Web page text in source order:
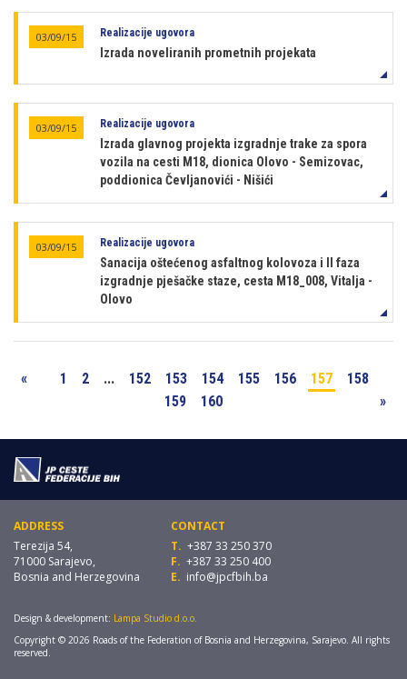
03/09/15 Realizacije ugovora
Izrada noveliranih prometnih projekata
03/09/15 Realizacije ugovora
Izrada glavnog projekta izgradnje trake za spora
vozila na cesti M18, dionica Olovo - Semizovac,
poddionica Čevljanovići - Nišići
03/09/15 Realizacije ugovora
Sanacija oštećenog asfaltnog kolovoza i II faza
izgradnje pješačke staze, cesta M18_008, Vitalja -
Olovo
« 1 2 ... 152 153 154 155 156 157
158
159
160 »
ADDRESS
Terezija 54,
71000 Sarajevo,
Bosnia and Herzegovina
CONTACT
T. +387 33 250 370
F. +387 33 250 400
E. info@jpcfbih.ba
Design & development: Lampa Studio d.o.o.
Copyright © 2026 Roads of the Federation of Bosnia and Herzegovina, Sarajevo. All rights
reserved.